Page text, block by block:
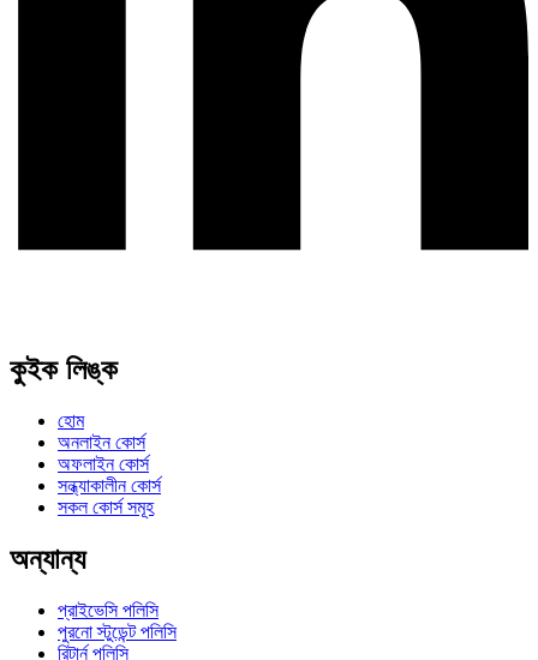
কুইক লিঙ্ক
হোম
অনলাইন কোর্স
অফলাইন কোর্স
সন্ধ্যাকালীন কোর্স
সকল কোর্স সমূহ
অন্যান্য
প্রাইভেসি পলিসি
পুরনো স্টুডেন্ট পলিসি
রিটার্ন পলিসি